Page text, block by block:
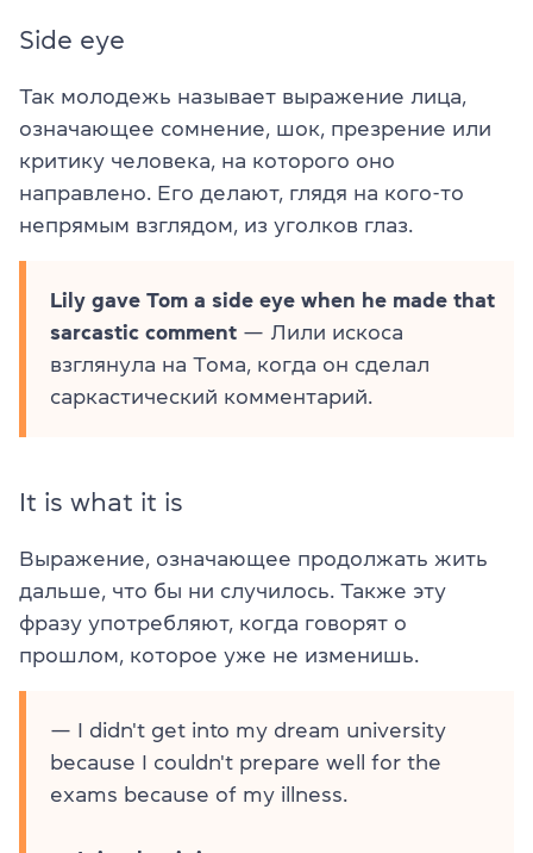
Side eye
Так молодежь называет выражение лица,
означающее сомнение, шок, презрение или
критику человека, на которого оно
направлено. Его делают, глядя на кого-то
непрямым взглядом, из уголков глаз.
Lily gave Tom a side eye when he made that
sarcastic comment — Лили искоса
взглянула на Тома, когда он сделал
саркастический комментарий.
It is what it is
Выражение, означающее продолжать жить
дальше, что бы ни случилось. Также эту
фразу употребляют, когда говорят о
прошлом, которое уже не изменишь.
— I didn't get into my dream university
because I couldn't prepare well for the
exams because of my illness.